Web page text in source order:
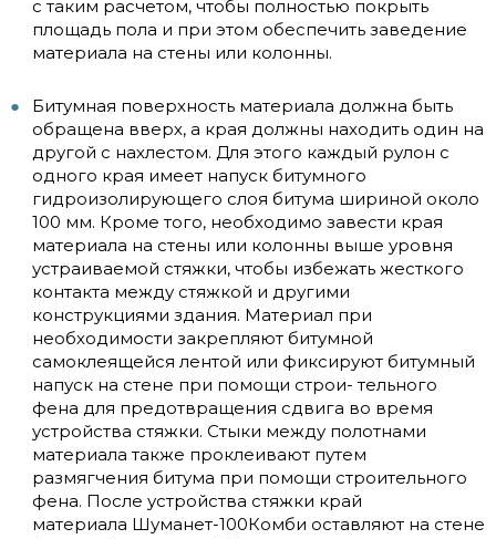
с таким расчетом, чтобы полностью покрыть
площадь пола и при этом обеспечить заведение
материала на стены или колонны.
Битумная поверхность материала должна быть
обращена вверх, а края должны находить один на
другой с нахлестом. Для этого каждый рулон с
одного края имеет напуск битумного
гидроизолирующего слоя битума шириной около
100 мм. Кроме того, необходимо завести края
материала на стены или колонны выше уровня
устраиваемой стяжки, чтобы избежать жесткого
контакта между стяжкой и другими
конструкциями здания. Материал при
необходимости закрепляют битумной
самоклеящейся лентой или фиксируют битумный
напуск на стене при помощи строи- тельного
фена для предотвращения сдвига во время
устройства стяжки. Стыки между полотнами
материала также проклеивают путем
размягчения битума при помощи строительного
фена. После устройства стяжки край
материала Шуманет-100Комби оставляют на стене